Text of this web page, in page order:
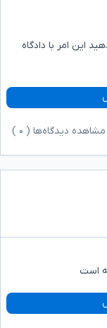
این امر با دادگاه
مشاهده دیدگاه‌ها ( ۰
است